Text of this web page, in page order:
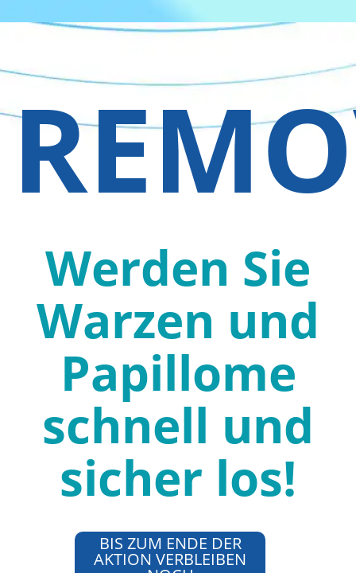
Werden Sie
Warzen und
Papillome
schnell und
sicher los!
BIS ZUM ENDE DER
AKTION VERBLEIBEN